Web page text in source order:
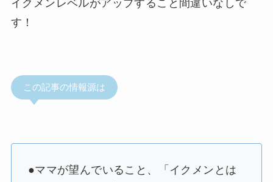
イクメンレベルがアップすること間違いなしで
す！
この記事の情報源は
●ママが望んでいること、「イクメンとは